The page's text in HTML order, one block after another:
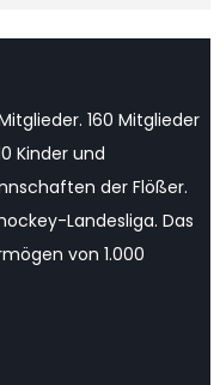
160 Mitglieder
Kinder und
der Flößer.
Landesliga. Das
von 1.000